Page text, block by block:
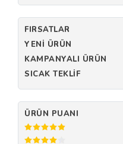
FIRSATLAR
YENI ÜRÜN
KAMPANYALI ÜRÜN
SICAK TEKLIF
ÜRÜN PUANI